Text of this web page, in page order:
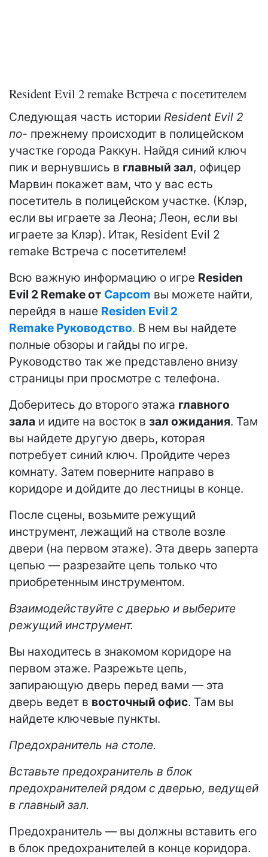
Resident Evil 2 remake Встреча с посетителем
Следующая часть истории Resident Evil 2
по- прежнему происходит в полицейском
участке города Раккун. Найдя синий ключ
пик и вернувшись в главный зал, офицер
Марвин покажет вам, что у вас есть
посетитель в полицейском участке. (Клэр,
если вы играете за Леона; Леон, если вы
играете за Клэр). Итак, Resident Evil 2
remake Встреча с посетителем!
Всю важную информацию о игре Residen
Evil 2 Remake от Capcom вы можете найти,
перейдя в наше Residen Evil 2
Remake Руководство. В нем вы найдете
полные обзоры и гайды по игре.
Руководство так же представлено внизу
страницы при просмотре с телефона.
Доберитесь до второго этажа главного
зала и идите на восток в зал ожидания. Там
вы найдете другую дверь, которая
потребует синий ключ. Пройдите через
комнату. Затем поверните направо в
коридоре и дойдите до лестницы в конце.
После сцены, возьмите режущий
инструмент, лежащий на стволе возле
двери (на первом этаже). Эта дверь заперта
цепью — разрезайте цепь только что
приобретенным инструментом.
Взаимодействуйте с дверью и выберите
режущий инструмент.
Вы находитесь в знакомом коридоре на
первом этаже. Разрежьте цепь,
запирающую дверь перед вами — эта
дверь ведет в восточный офис. Там вы
найдете ключевые пункты.
Предохранитель на столе.
Вставьте предохранитель в блок
предохранителей рядом с дверью, ведущей
в главный зал.
Предохранитель — вы должны вставить его
в блок предохранителей в конце коридора.